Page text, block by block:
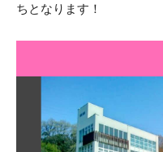
ちとなります！